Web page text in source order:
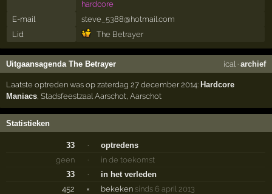
hardcore
E-mail
steve_5388@hotmail.com
Lid
The Betrayer
Uitgaansagenda The Betrayer ical · archief
Laatste optreden was op zaterdag 27 december 2014: Hardcore
Maniacs ,Stadsfeestzaal Aarschot ,Aarschot
Statistieken
33 ·
optredens
geen
·
in de toekomst
33
·
in het verleden
452
× bekeken sinds 6 april 2013